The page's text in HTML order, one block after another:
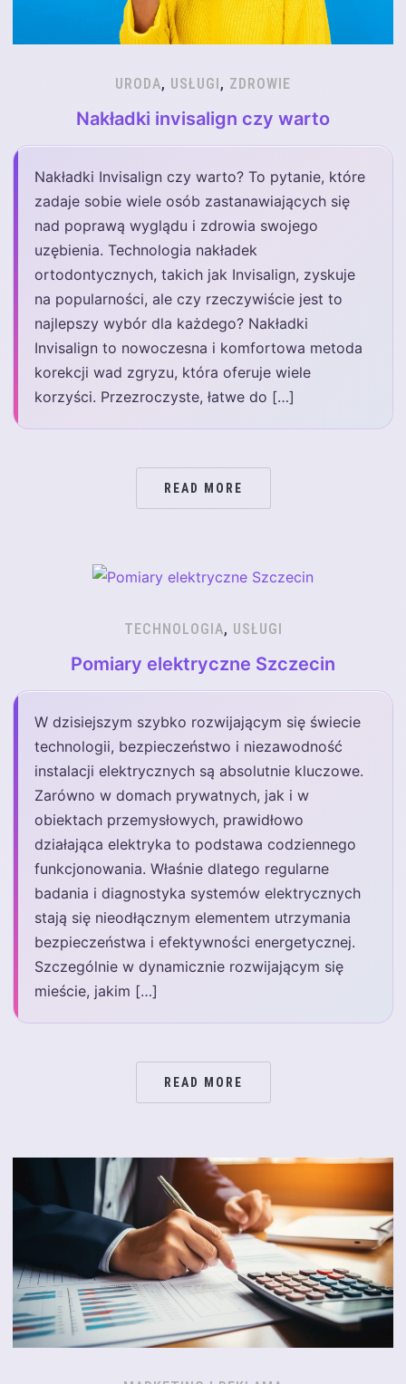
URODA, USŁUGI, ZDROWIE
Nakładki invisalign czy warto
Nakładki Invisalign czy warto? To pytanie, które
zadaje sobie wiele osób zastanawiających się
nad poprawą wyglądu i zdrowia swojego
uzębienia. Technologia nakładek
ortodontycznych, takich jak Invisalign, zyskuje
na popularności, ale czy rzeczywiście jest to
najlepszy wybór dla każdego? Nakładki
Invisalign to nowoczesna i komfortowa metoda
korekcji wad zgryzu, która oferuje wiele
korzyści. Przezroczyste, łatwe do […]
READ MORE
TECHNOLOGIA, USŁUGI
Pomiary elektryczne Szczecin
W dzisiejszym szybko rozwijającym się świecie
technologii, bezpieczeństwo i niezawodność
instalacji elektrycznych są absolutnie kluczowe.
Zarówno w domach prywatnych, jak i w
obiektach przemysłowych, prawidłowo
działająca elektryka to podstawa codziennego
funkcjonowania. Właśnie dlatego regularne
badania i diagnostyka systemów elektrycznych
stają się nieodłącznym elementem utrzymania
bezpieczeństwa i efektywności energetycznej.
Szczególnie w dynamicznie rozwijającym się
mieście, jakim […]
READ MORE